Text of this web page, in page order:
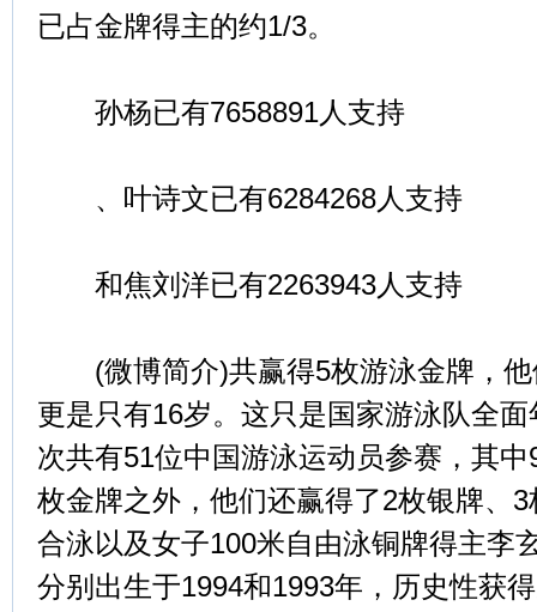
已占金牌得主的约1/3。
孙杨已有7658891人支持
、叶诗文已有6284268人支持
和焦刘洋已有2263943人支持
(微博简介)共赢得5枚游泳金牌，他
更是只有16岁。这只是国家游泳队全
次共有51位中国游泳运动员参赛，其
枚金牌之外，他们还赢得了2枚银牌、
合泳以及女子100米自由泳铜牌得主李
分别出生于1994和1993年，历史性获